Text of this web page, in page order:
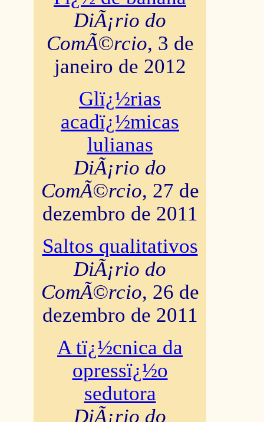
DiÃ¡rio do
ComÃ©rcio, 3 de
janeiro de 2012
Glï¿½rias
acadï¿½micas
lulianas
DiÃ¡rio do
ComÃ©rcio, 27 de
dezembro de 2011
Saltos qualitativos
DiÃ¡rio do
ComÃ©rcio, 26 de
dezembro de 2011
A tï¿½cnica da
opressï¿½o
sedutora
DiÃ¡rio do